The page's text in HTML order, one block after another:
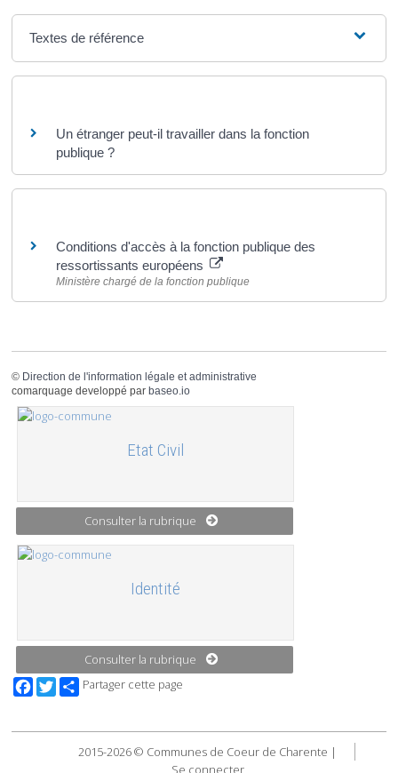
Textes de référence
Un étranger peut-il travailler dans la fonction
publique ?
Conditions d'accès à la fonction publique des
ressortissants européens
Ministère chargé de la fonction publique
© Direction de l'information légale et administrative
comarquage developpé par baseo.io
Etat Civil
Consulter la rubrique
Identité
Consulter la rubrique
Facebook
TwitterPartager cette page
2015-2026 © Communes de Coeur de Charente |